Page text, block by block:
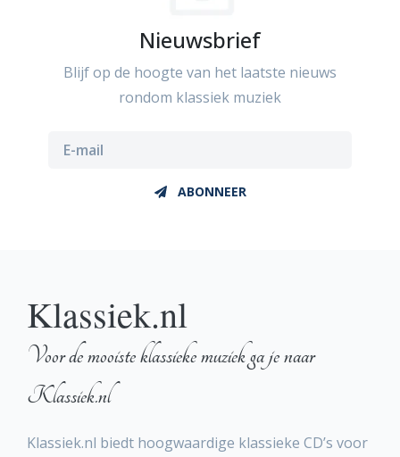
Nieuwsbrief
Blijf op de hoogte van het laatste nieuws
rondom klassiek muziek
ABONNEER
Klassiek.nl
Voor de mooiste klassieke muziek ga je naar
Klassiek.nl
Klassiek.nl biedt hoogwaardige klassieke CD’s voor